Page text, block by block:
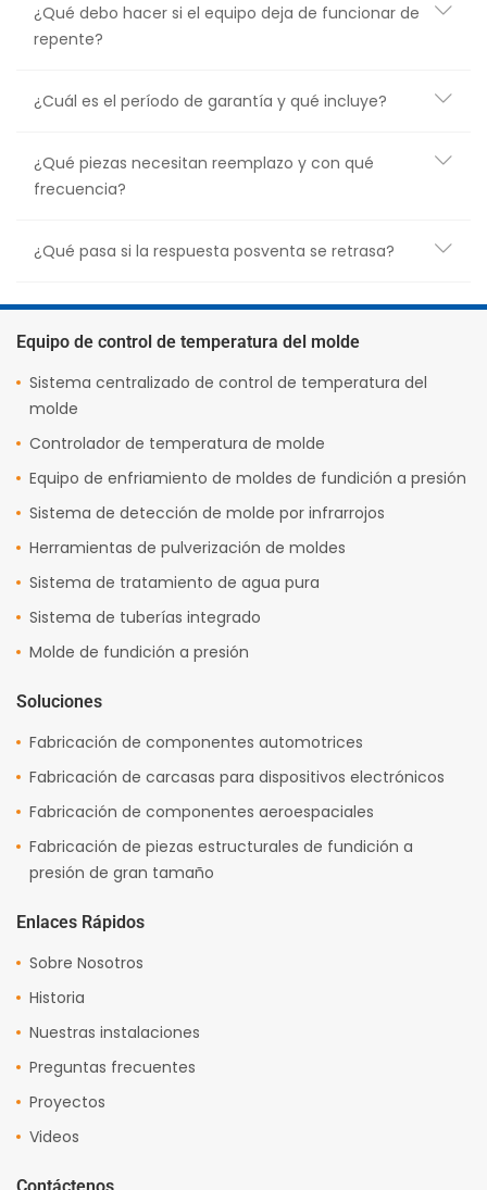
¿Qué debo hacer si el equipo deja de funcionar de
repente?
¿Cuál es el período de garantía y qué incluye?
¿Qué piezas necesitan reemplazo y con qué
frecuencia?
¿Qué pasa si la respuesta posventa se retrasa?
Equipo de control de temperatura del molde
Sistema centralizado de control de temperatura del
molde
Controlador de temperatura de molde
Equipo de enfriamiento de moldes de fundición a presión
Sistema de detección de molde por infrarrojos
Herramientas de pulverización de moldes
Sistema de tratamiento de agua pura
Sistema de tuberías integrado
Molde de fundición a presión
Soluciones
Fabricación de componentes automotrices
Fabricación de carcasas para dispositivos electrónicos
Fabricación de componentes aeroespaciales
Fabricación de piezas estructurales de fundición a
presión de gran tamaño
Enlaces Rápidos
Sobre Nosotros
Historia
Nuestras instalaciones
Preguntas frecuentes
Proyectos
Videos
Contáctenos